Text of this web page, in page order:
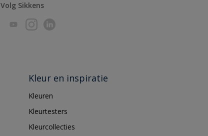
Volg Sikkens
Kleur en inspiratie
Kleuren
Kleurtesters
Kleurcollecties